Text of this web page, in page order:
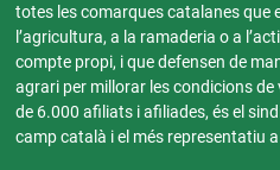
totes les comarques catalanes que
l’agricultura, a la ramaderia o a
compte propi, i que defensen de
agrari per millorar les condicions de
de 6.000 afiliats i afiliades, és el
camp català i el més representatiu